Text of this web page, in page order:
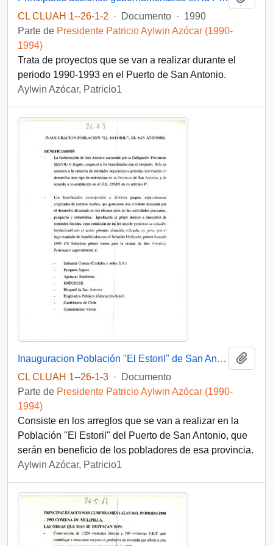
CL CLUAH 1--26-1-2
· Documento · 1990
Parte de Presidente Patricio Aylwin Azócar (1990-
1994)
Trata de proyectos que se van a realizar durante el
periodo 1990-1993 en el Puerto de San Antonio.
Aylwin Azócar, Patricio1
Inauguracion Población "El Estoril" de San Antonio
CL CLUAH 1--26-1-3 ·
Documento
Parte de Presidente Patricio Aylwin Azócar (1990-
1994)
Consiste en los arreglos que se van a realizar en la
Población "El Estoril" del Puerto de San Antonio, que
serán en beneficio de los pobladores de esa provincia.
Aylwin Azócar, Patricio1